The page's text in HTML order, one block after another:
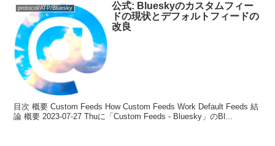
protocol/ATP/Bluesky
公式: Blueskyのカスタムフィー
ドの現状とデフォルトフィードの
改良
目次 概要 Custom Feeds How Custom Feeds Work Default Feeds 結
論 概要 2023-07-27 Thuに「Custom Feeds - Bluesky」のBl...